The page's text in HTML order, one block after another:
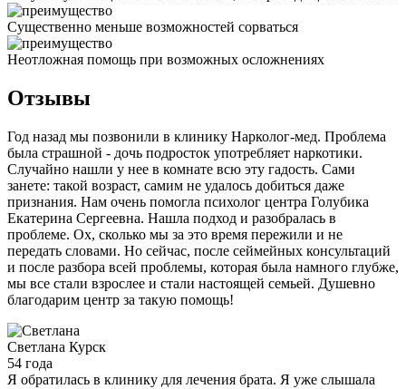
Существенно меньше возможностей сорваться
Неотложная помощь при возможных осложнениях
Отзывы
Год назад мы позвонили в клинику Нарколог-мед. Проблема
была страшной - дочь подросток употребляет наркотики.
Случайно нашли у нее в комнате всю эту гадость. Сами
занете: такой возраст, самим не удалось добиться даже
признания. Нам очень помогла психолог центра Голубика
Екатерина Сергеевна. Нашла подход и разобралась в
проблеме. Ох, сколько мы за это время пережили и не
передать словами. Но сейчас, после сеймейных консультаций
и после разбора всей проблемы, которая была намного глубже,
мы все стали взрослее и стали настоящей семьей. Душевно
благодарим центр за такую помощь!
Светлана Курск
54 года
Я обратилась в клинику для лечения брата. Я уже слышала